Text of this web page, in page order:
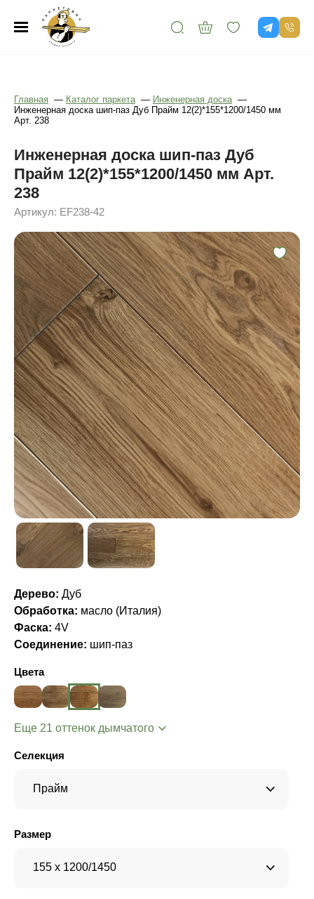
Главная — Каталог паркета — Инженерная доска —
Инженерная доска шип-паз Дуб Прайм 12(2)*155*1200/1450 мм
Арт. 238
Инженерная доска шип-паз Дуб
Прайм 12(2)*155*1200/1450 мм Арт.
238
Артикул: EF238-42
Дерево: Дуб
Обработка: масло (Италия)
Фаска: 4V
Соединение: шип-паз
Цвета
Еще 21 оттенок дымчатого
Селекция
Прайм
Размер
155 x 1200/1450